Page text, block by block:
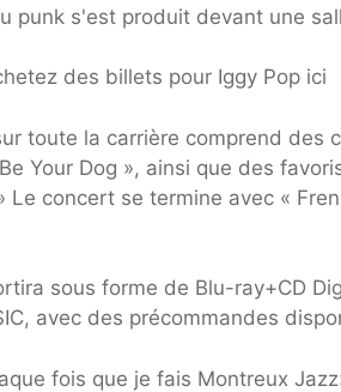
punk s'est produit devant une
des billets pour Iggy Pop ici
toute la carrière comprend des
Your Dog », ainsi que des
concert se termine avec «
sous forme de Blu-ray+CD
avec des précommandes
fois que je fais Montreux